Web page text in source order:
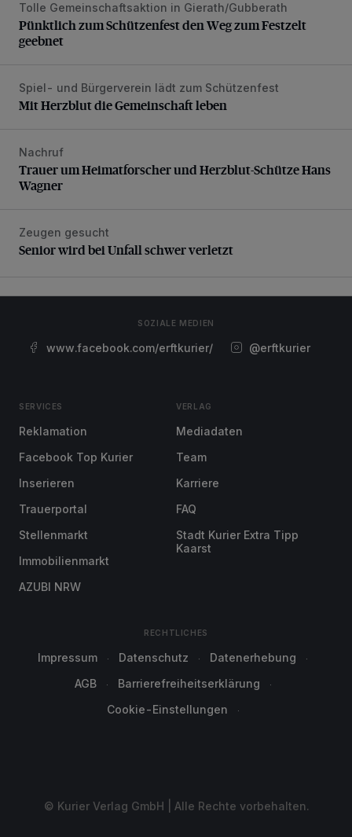
Pünktlich zum Schützenfest den Weg zum Festzelt
Tolle Gemeinschaftsaktion in Gierath/Gubberath
Pünktlich zum Schützenfest den Weg zum Festzelt
geebnet
Mit Herzblut die Gemeinschaft leben
Spiel- und Bürgerverein lädt zum Schützenfest
Mit Herzblut die Gemeinschaft leben
Trauer um Heimatforscher und Herzblut-Schütze Hans
Nachruf
Trauer um Heimatforscher und Herzblut-Schütze Hans
Wagner
Senior wird bei Unfall schwer verletzt
Zeugen gesucht
Senior wird bei Unfall schwer verletzt
SOZIALE MEDIEN
www.facebook.com/erftkurier/ @erftkurier
SERVICES
Reklamation
Facebook Top Kurier
Inserieren
Trauerportal
Stellenmarkt
Immobilienmarkt
AZUBI NRW
VERLAG
Mediadaten
Team
Karriere
FAQ
Stadt Kurier Extra Tipp
Kaarst
RECHTLICHES
Impressum Datenschutz
Datenerhebung
AGB
Barrierefreiheitserklärung
Cookie-Einstellungen
© Kurier Verlag GmbH | Alle Rechte vorbehalten.